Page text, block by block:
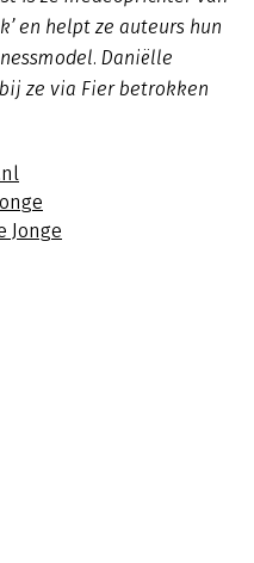
en helpt ze auteurs hun
Daniëlle
ze via Fier betrokken
Jonge